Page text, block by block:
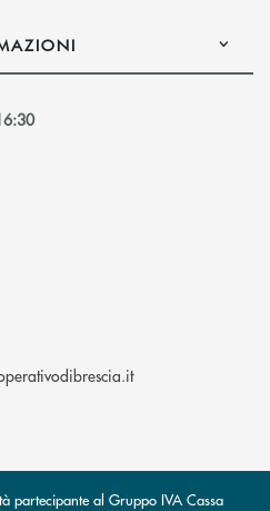
l’app di posta elettronica)
(si apre l’app di
partecipante al Gruppo IVA Cassa